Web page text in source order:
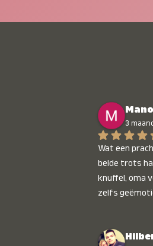
3
Wat een
belde trots
knuffel, oma
zelfs